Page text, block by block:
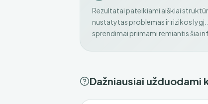
Rezultatai pateikiami aiškiai
nustatytas problemas ir rizikos
sprendimai priimami remiantis šia
Dažniausiai užduodami